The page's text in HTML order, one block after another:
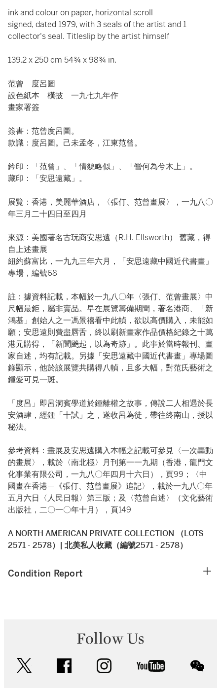
ink and colour on paper, horizontal scroll
signed, dated 1979, with 3 seals of the artist and 1
collector's seal. Titleslip by the artist himself
139.2 x 250 cm 54¾ x 98¾ in.
范曾 度呂圖
設色紙本 橫披 一九七九年作
畫家署簽
簽書：范曾度呂圖。
款識：度呂圖。己未孟冬，江東范曾。
鈐印：「范曾」、「情貌略似」、「罾何為兮木上」。
藏印：「安思遠藏」。
展覽：香港，美麗華酒店，〈張仃、范曾畫展〉，一九八〇
年三月二十四日至四月
來源：美國著名古玩商安思遠（R.H. Ellsworth） 舊藏，得
自上述畫展
紐約蘇富比，一九九三年六月，「安思遠藏中國近代書畫」
專場，編號68
註：據資料記載，本幅於一九八〇年〈張仃、范曾畫展〉中
尺幅最鉅，屬非賣品。早在展覽籌備期間，著名港商、「新
鴻基」創始人之一馮景禧看中此幀，欲以高價購入，未能如
願；安思遠則費盡唇舌，終以刷新畫家作品價格紀錄之十萬
港元購得，「新聞飈起，以為奇跡」。此事於當時報刊、畫
家自述，均有記載。另據「安思遠藏中國近代書畫」專場圖
錄顯示，他於該展覽共購得八幀，且多大幅，對范氏藝術之
鍾愛可見一斑。
「度呂」即呂洞賓學道於鍾離權之故事，傳說二人相遇於長
安酒肆，經鍾「十試」之，遂收呂為徒，帶往終南山，授以
秘法。
參考資料：畫展及安思遠購入本幅之記載可參見〈一次轟動
的畫展〉，載於〈南北極〉月刊第一一九期（香港，龍門文
化事業有限公司，一九八〇年四月十六日），頁99；〈中
國畫在香港—《張仃、范曾畫展》追記〉，載於一九八〇年
五月六日〈人民日報〉第三版；及〈范曾自述〉（文化藝術
出版社，二〇一〇年十月），頁149
A NORTH AMERICAN PRIVATE COLLECTION （LOTS
2571 - 2578）| 北美私人收藏（編號2571 - 2578）
Condition Report
Follow Us
facebook instagram youtube